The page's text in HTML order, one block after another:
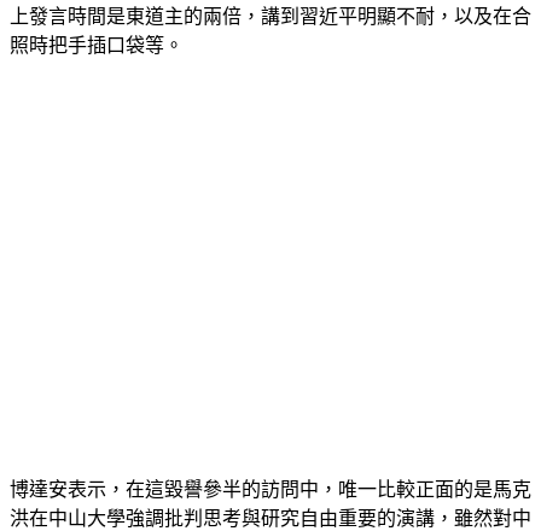
上發言時間是東道主的兩倍，講到習近平明顯不耐，以及在合
照時把手插口袋等。
博達安表示，在這毀譽參半的訪問中，唯一比較正面的是馬克
洪在中山大學強調批判思考與研究自由重要的演講，雖然對中